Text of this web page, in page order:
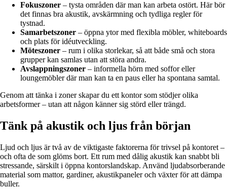
Fokuszoner – tysta områden där man kan arbeta ostört. Här bör
det finnas bra akustik, avskärmning och tydliga regler för
tystnad.
Samarbetszoner – öppna ytor med flexibla möbler, whiteboards
och plats för idéutveckling.
Möteszoner – rum i olika storlekar, så att både små och stora
grupper kan samlas utan att störa andra.
Avslappningszoner – informella hörn med soffor eller
loungemöbler där man kan ta en paus eller ha spontana samtal.
Genom att tänka i zoner skapar du ett kontor som stödjer olika
arbetsformer – utan att någon känner sig störd eller trängd.
Tänk på akustik och ljus från början
Ljud och ljus är två av de viktigaste faktorerna för trivsel på kontoret –
och ofta de som glöms bort. Ett rum med dålig akustik kan snabbt bli
stressande, särskilt i öppna kontorslandskap. Använd ljudabsorberande
material som mattor, gardiner, akustikpaneler och växter för att dämpa
buller.